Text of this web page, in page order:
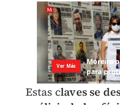
Estas claves se